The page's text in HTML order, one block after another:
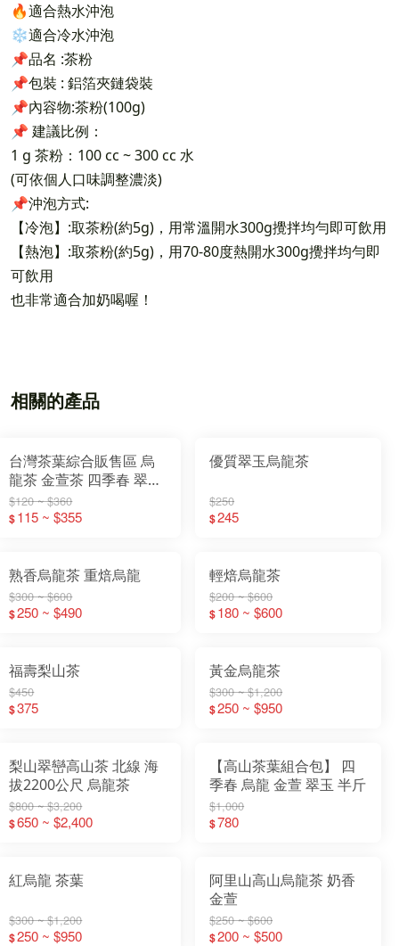
🔥適合熱水沖泡
❄️適合冷水沖泡
📌品名 :茶粉
📌包裝 : 鋁箔夾鏈袋裝
📌內容物:茶粉(100g)
📌 建議比例：
1 g 茶粉：100 cc ~ 300 cc 水
(可依個人口味調整濃淡)
📌沖泡方式:
【冷泡】:取茶粉(約5g)，用常溫開水300g攪拌均勻即可飲用
【熱泡】:取茶粉(約5g)，用70-80度熱開水300g攪拌均勻即
可飲用
也非常適合加奶喝喔！
相關的產品
台灣茶葉綜合販售區 烏
龍茶 金萱茶 四季春 翠玉
茶 綠茶 紅茶
$120 ~ $360
$115 ~ $355
優質翠玉烏龍茶
$250
$245
熟香烏龍茶 重焙烏龍
$300 ~ $600
$250 ~ $490
輕焙烏龍茶
$200 ~ $600
$180 ~ $600
福壽梨山茶
$450
$375
黃金烏龍茶
$300 ~ $1,200
$250 ~ $950
梨山翠巒高山茶 北線 海
拔2200公尺 烏龍茶
$800 ~ $3,200
$650 ~ $2,400
【高山茶葉組合包】 四
季春 烏龍 金萱 翠玉 半斤
$1,000
$780
紅烏龍 茶葉
$300 ~ $1,200
$250 ~ $950
阿里山高山烏龍茶 奶香
金萱
$250 ~ $600
$200 ~ $500